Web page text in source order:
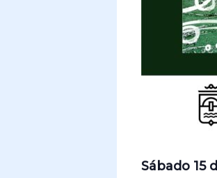
Sábado 15